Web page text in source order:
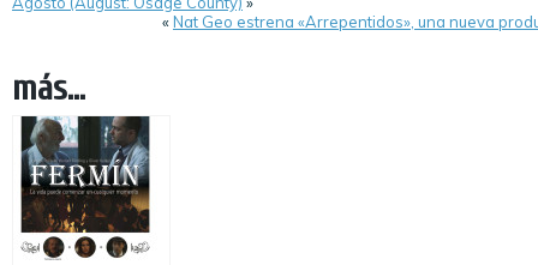
«Nat Geo estrena «Arrepentidos», una nueva
más...